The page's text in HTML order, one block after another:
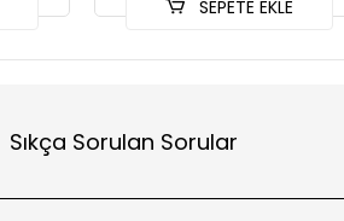
SEPETE EKLE
Sıkça Sorulan Sorular